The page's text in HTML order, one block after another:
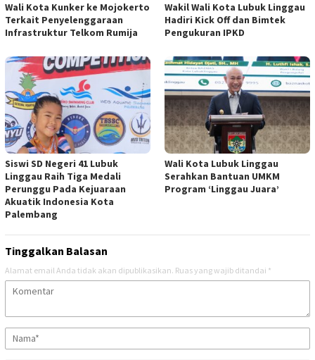
Wali Kota Kunker ke Mojokerto
Terkait Penyelenggaraan
Infrastruktur Telkom Rumija
Wakil Wali Kota Lubuk Linggau
Hadiri Kick Off dan Bimtek
Pengukuran IPKD
Siswi SD Negeri 41 Lubuk
Linggau Raih Tiga Medali
Perunggu Pada Kejuaraan
Akuatik Indonesia Kota
Palembang
Wali Kota Lubuk Linggau
Serahkan Bantuan UMKM
Program ‘Linggau Juara’
Tinggalkan Balasan
Alamat email Anda tidak akan dipublikasikan. Ruas yang wajib ditandai *